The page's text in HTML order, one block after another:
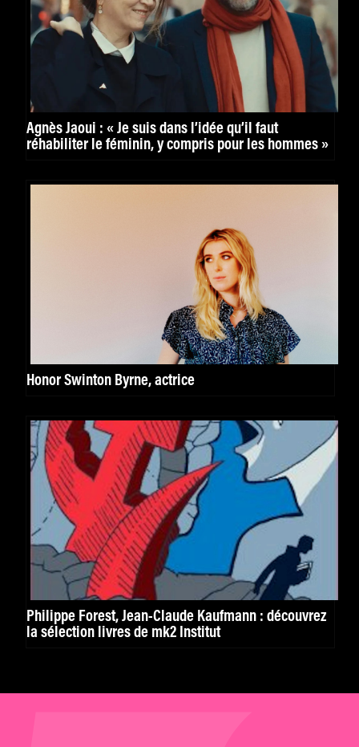
Agnès Jaoui : « Je suis dans l’idée qu’il faut
réhabiliter le féminin, y compris pour les hommes »
Honor Swinton Byrne, actrice
Philippe Forest, Jean-Claude Kaufmann : découvrez
la sélection livres de mk2 Institut